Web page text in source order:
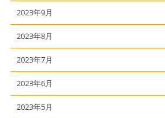
2023年9月
2023年8月
2023年7月
2023年6月
2023年5月